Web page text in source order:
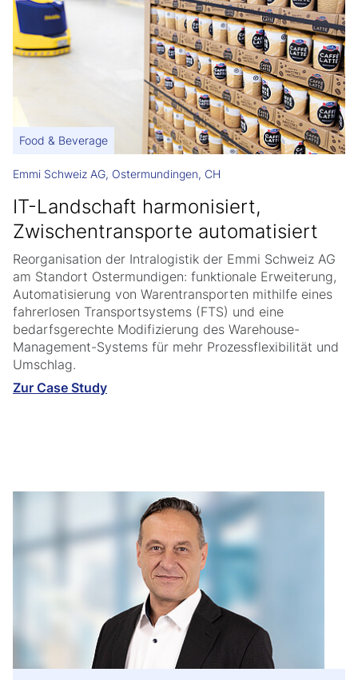
Food & Beverage
Emmi Schweiz AG, Ostermundingen, CH
IT-Landschaft harmonisiert,
Zwischentransporte automatisiert
Reorganisation der Intralogistik der Emmi Schweiz AG
am Standort Ostermundigen: funktionale Erweiterung,
Automatisierung von Warentransporten mithilfe eines
fahrerlosen Transportsystems (FTS) und eine
bedarfsgerechte Modifizierung des Warehouse-
Management-Systems für mehr Prozessflexibilität und
Umschlag.
Zur Case Study